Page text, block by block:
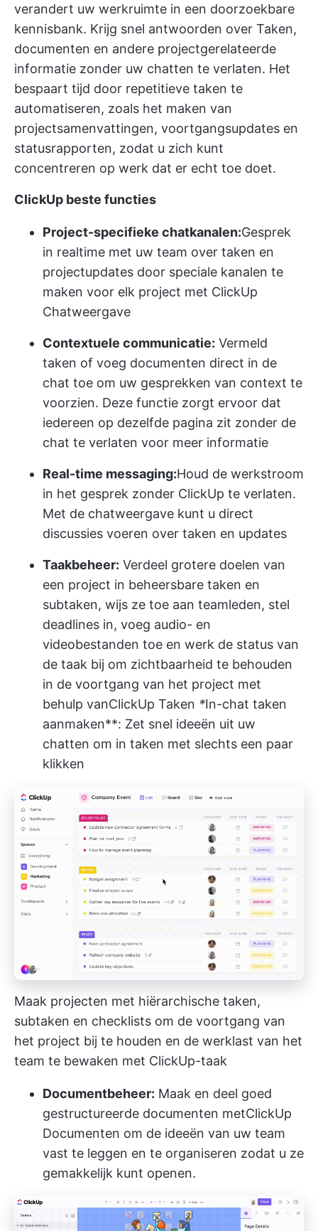
verandert uw werkruimte in een doorzoekbare
kennisbank. Krijg snel antwoorden over Taken,
documenten en andere projectgerelateerde
informatie zonder uw chatten te verlaten. Het
bespaart tijd door repetitieve taken te
automatiseren, zoals het maken van
projectsamenvattingen, voortgangsupdates en
statusrapporten, zodat u zich kunt
concentreren op werk dat er echt toe doet.
ClickUp beste functies
Project-specifieke chatkanalen:Gesprek
in realtime met uw team over taken en
projectupdates door speciale kanalen te
maken voor elk project met ClickUp
Chatweergave
Contextuele communicatie: Vermeld
taken of voeg documenten direct in de
chat toe om uw gesprekken van context te
voorzien. Deze functie zorgt ervoor dat
iedereen op dezelfde pagina zit zonder de
chat te verlaten voor meer informatie
Real-time messaging:Houd de werkstroom
in het gesprek zonder ClickUp te verlaten.
Met de chatweergave kunt u direct
discussies voeren over taken en updates
Taakbeheer: Verdeel grotere doelen van
een project in beheersbare taken en
subtaken, wijs ze toe aan teamleden, stel
deadlines in, voeg audio- en
videobestanden toe en werk de status van
de taak bij om zichtbaarheid te behouden
in de voortgang van het project met
behulp vanClickUp Taken *In-chat taken
aanmaken**: Zet snel ideeën uit uw
chatten om in taken met slechts een paar
klikken
Maak projecten met hiërarchische taken,
subtaken en checklists om de voortgang van
het project bij te houden en de werklast van het
team te bewaken met ClickUp-taak
Documentbeheer: Maak en deel goed
gestructureerde documenten metClickUp
Documenten om de ideeën van uw team
vast te leggen en te organiseren zodat u ze
gemakkelijk kunt openen.